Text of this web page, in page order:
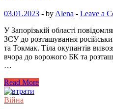
03.01.2023 - by Alena - Leave a
У Запорізькій області
ЗСУ до розташування
та Токмак. Тіла окупантів
вчора до ворожого БК та
…
Read More
Війна